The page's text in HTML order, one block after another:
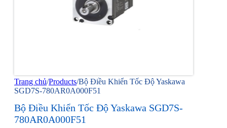
Trang chủ/Products/Bộ Điều Khiển Tốc Độ Yaskawa
SGD7S-780AR0A000F51
Bộ Điều Khiển Tốc Độ Yaskawa SGD7S-
780AR0A000F51